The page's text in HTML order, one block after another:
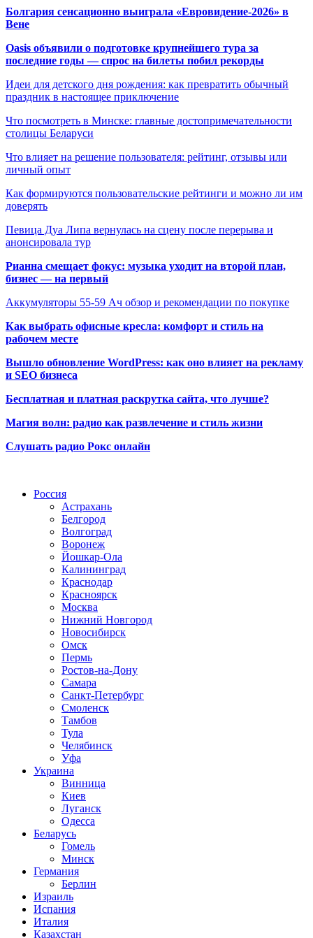
Болгария сенсационно выиграла «Евровидение-2026» в
Вене
Oasis объявили о подготовке крупнейшего тура за
последние годы — спрос на билеты побил рекорды
Идеи для детского дня рождения: как превратить обычный
праздник в настоящее приключение
Что посмотреть в Минске: главные достопримечательности
столицы Беларуси
Что влияет на решение пользователя: рейтинг, отзывы или
личный опыт
Как формируются пользовательские рейтинги и можно ли им
доверять
Певица Дуа Липа вернулась на сцену после перерыва и
анонсировала тур
Рианна смещает фокус: музыка уходит на второй план,
бизнес — на первый
Аккумуляторы 55-59 Ач обзор и рекомендации по покупке
Как выбрать офисные кресла: комфорт и стиль на
рабочем месте
Вышло обновление WordPress: как оно влияет на рекламу
и SEO бизнеса
Бесплатная и платная раскрутка сайта, что лучше?
Магия волн: радио как развлечение и стиль жизни
Слушать радио Рокс онлайн
Россия
Астрахань
Белгород
Волгоград
Воронеж
Йошкар-Ола
Калининград
Краснодар
Красноярск
Москва
Нижний Новгород
Новосибирск
Омск
Пермь
Ростов-на-Дону
Самара
Санкт-Петербург
Смоленск
Тамбов
Тула
Челябинск
Уфа
Украина
Винница
Киев
Луганск
Одесса
Беларусь
Гомель
Минск
Германия
Берлин
Израиль
Испания
Италия
Казахстан